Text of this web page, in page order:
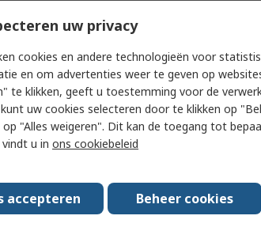
40
Polybutylene
Shrouded
uw privacy
cookies en andere technologieën voor
en om advertenties weer te geven op
te klikken, geeft u toestemming voor de
uw cookies selecteren door te klikken op
"Alles weigeren". Dit kan de toegang tot
u in ons cookiebeleid
accepteren Beheer cookies